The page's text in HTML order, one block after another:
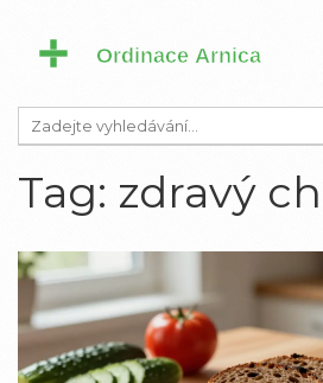
Tag: zdravý